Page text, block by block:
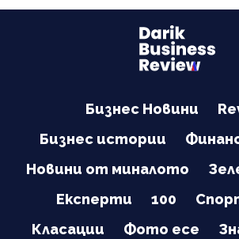
Бизнес Новини
Бизнес истории
Новини от миналото
Експерти
100
Класации
Фото есе